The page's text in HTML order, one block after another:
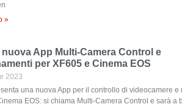
»
App Multi-Camera Control e
per XF605 e Cinema EOS
2023
una nuova App per il controllo di videocamere e
EOS: si chiama Multi-Camera Control e sarà a